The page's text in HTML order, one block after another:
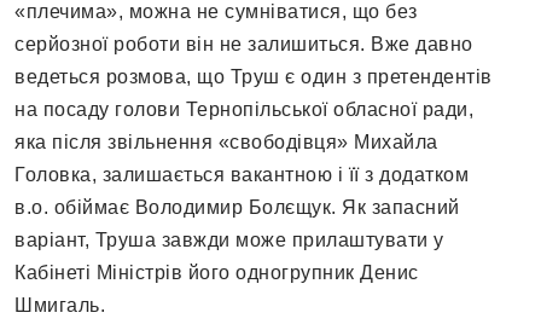
«плечима», можна не сумніватися, що без
серйозної роботи він не залишиться. Вже давно
ведеться розмова, що Труш є один з претендентів
на посаду голови Тернопільської обласної ради,
яка після звільнення «свободівця» Михайла
Головка, залишається вакантною і її з додатком
в.о. обіймає Володимир Болєщук. Як запасний
варіант, Труша завжди може прилаштувати у
Кабінеті Міністрів його одногрупник Денис
Шмигаль.